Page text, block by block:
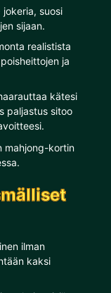
jokeria, suosi
sijaan.
realistista
ja
kätesi
paljastus sitoo
mahjong-kortin
ilman
kaksi